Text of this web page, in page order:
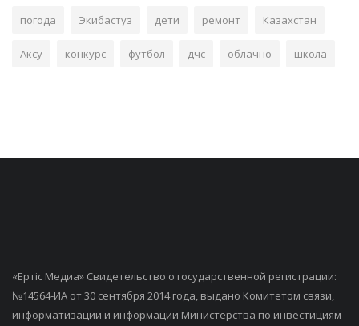
погода Экибастуз дети ремонт Казахстан
Аксу конкурс футбол дчс облачно школа
«Ертiс Медиа» Свидетельство о государственной регистрации:
№14564-ИА от 30 сентября 2014 года, выдано Комитетом связи,
информатизации и информации Министерства по инвестициям